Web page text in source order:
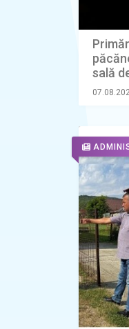
sală